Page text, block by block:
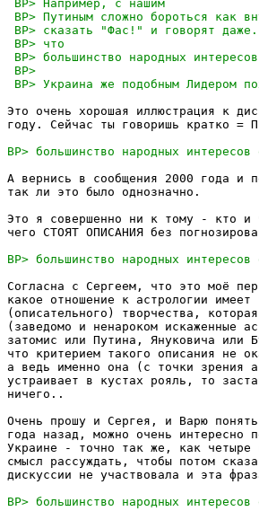
Это очень хорошая иллюстрация к
году. Сейчас ты говоришь кратко =
А вернись в сообщения 2000 года и
так ли это было однозначно.
Это я совершенно ни к тому - кто и
чего СТОЯТ ОПИСАНИЯ без
Согласна с Сергеем, что это моё
какое отношение к астрологии имеет
(описательного) творчества,
(заведомо и ненароком искаженные
затомис или Путина, Януковича или
что критерием такого описания не
а ведь именно она (с точки зрения
устраивает в кустах рояль, то
ничего..
Очень прошу и Сергея, и Варю
года назад, можно очень интересно
Украине - точно так же, как четыре
смысл рассуждать, чтобы потом
дискуссии не участвовала и эта